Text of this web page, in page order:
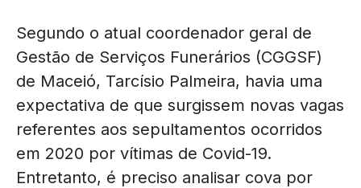
Segundo o atual coordenador geral de
Gestão de Serviços Funerários (CGGSF)
de Maceió, Tarcísio Palmeira, havia uma
expectativa de que surgissem novas vagas
referentes aos sepultamentos ocorridos
em 2020 por vítimas de Covid-19.
Entretanto, é preciso analisar cova por